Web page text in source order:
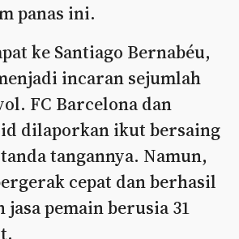
panas ini.
ke Santiago Bernabéu,
incaran sejumlah
FC Barcelona dan
dilaporkan ikut bersaing
tangannya. Namun,
cepat dan berhasil
jasa pemain berusia 31